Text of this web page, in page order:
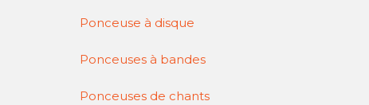
Ponceuse à disque
Ponceuses à bandes
Ponceuses de chants